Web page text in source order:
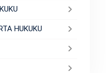
HUKUKU